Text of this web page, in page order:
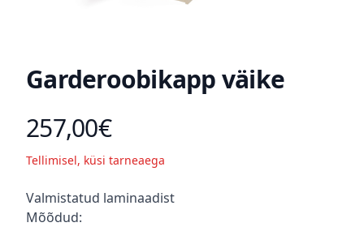
Garderoobikapp väike
Toote hind
257,00€
Tellimisel, küsi tarneaega
Kirjeldus
Valmistatud laminaadist
Mõõdud: